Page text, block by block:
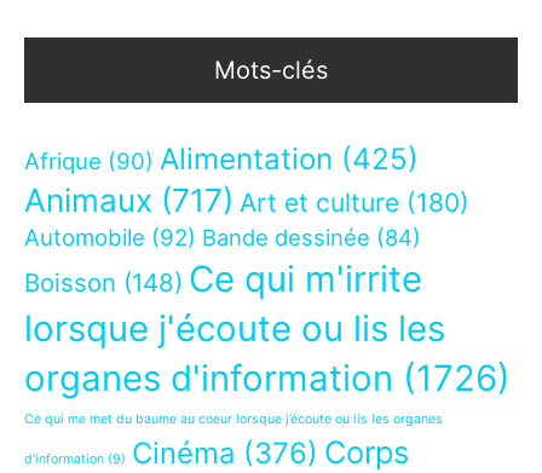
Mots-clés
Afrique (90) Alimentation (425)
Animaux (717) Art et culture (180)
Automobile (92) Bande dessinée (84)
Boisson (148) Ce qui m'irrite
lorsque j'écoute ou lis les
organes d'information (1726)
Ce qui me met du baume au coeur lorsque j’écoute ou lis les organes
d’information (9) Cinéma (376) Corps